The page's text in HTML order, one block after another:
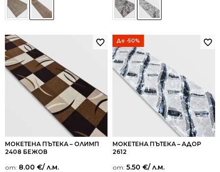
МОКЕТЕНА ПЪТЕКА – ОЛИМП
2408 БЕЖОВ
от: 8.00 €/ л.м.
До -50%
МОКЕТЕНА ПЪТЕКА – АДОР
2612
от: 5.50 €/ л.м.